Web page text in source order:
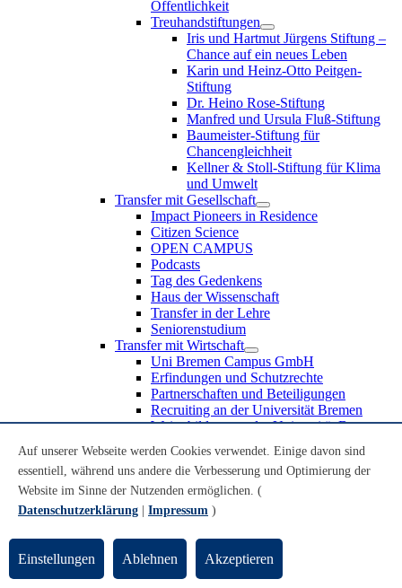
Öffentlichkeit
Treuhandstiftungen
Iris und Hartmut Jürgens Stiftung –
Chance auf ein neues Leben
Karin und Heinz-Otto Peitgen-
Stiftung
Dr. Heino Rose-Stiftung
Manfred und Ursula Fluß-Stiftung
Baumeister-Stiftung für
Chancengleichheit
Kellner & Stoll-Stiftung für Klima
und Umwelt
Transfer mit Gesellschaft
Impact Pioneers in Residence
Citizen Science
OPEN CAMPUS
Podcasts
Tag des Gedenkens
Haus der Wissenschaft
Transfer in der Lehre
Seniorenstudium
Transfer mit Wirtschaft
Uni Bremen Campus GmbH
Erfindungen und Schutzrechte
Partnerschaften und Beteiligungen
Recruiting an der Universität Bremen
Weiterbildung an der Universität Bremen
Schülerinnen und Schüler
MINT-Schnupperstudium
Schulklassen
Lehrkräfte
UniTransfer - Servicestelle für Transferaktivitäten
Transfermagazin der Universität Bremen
Auf unserer Webseite werden Cookies verwendet. Einige davon sind
essentiell, während uns andere die Verbesserung und Optimierung der
Website im Sinne der Nutzenden ermöglichen. (
Datenschutzerklärung
Impressum )
Einstellungen Ablehnen Akzeptieren